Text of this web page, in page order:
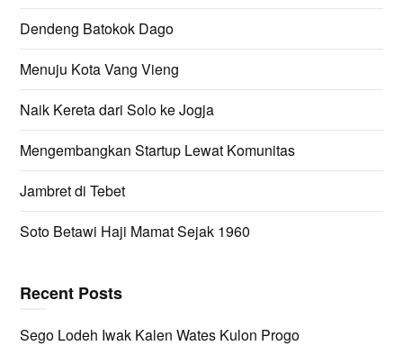
Dendeng Batokok Dago
Menuju Kota Vang Vieng
Naik Kereta dari Solo ke Jogja
Mengembangkan Startup Lewat Komunitas
Jambret di Tebet
Soto Betawi Haji Mamat Sejak 1960
Recent Posts
Sego Lodeh Iwak Kalen Wates Kulon Progo